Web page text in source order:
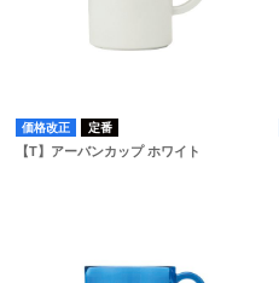
価格改正 定番
【T】アーバンカップ ホワイト